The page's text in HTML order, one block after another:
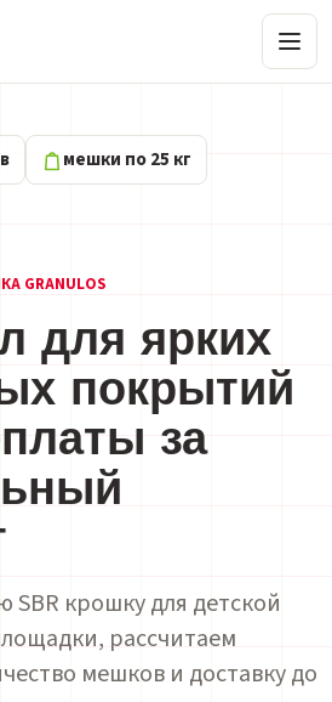
мешки по 25 кг
GRANULOS
для ярких
покрытий
за
крошку для детской
рассчитаем
мешков и доставку до